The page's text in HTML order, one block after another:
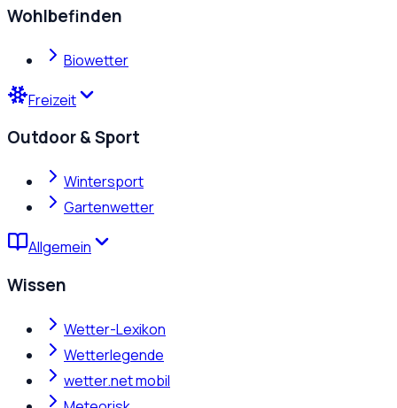
Wohlbefinden
Biowetter
Freizeit
Outdoor & Sport
Wintersport
Gartenwetter
Allgemein
Wissen
Wetter-Lexikon
Wetterlegende
wetter.net mobil